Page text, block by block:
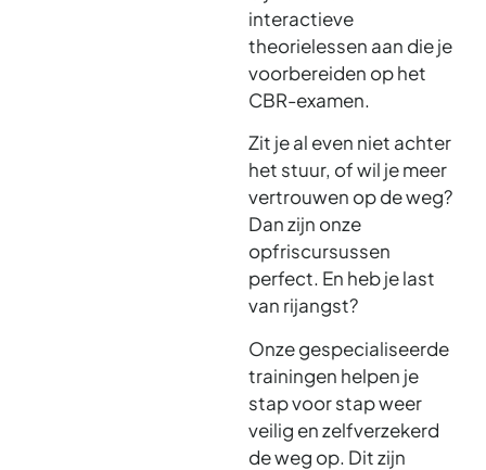
interactieve
theorielessen aan die je
voorbereiden op het
CBR-examen.
Zit je al even niet achter
het stuur, of wil je meer
vertrouwen op de weg?
Dan zijn onze
opfriscursussen
perfect. En heb je last
van rijangst?
Onze gespecialiseerde
trainingen helpen je
stap voor stap weer
veilig en zelfverzekerd
de weg op. Dit zijn